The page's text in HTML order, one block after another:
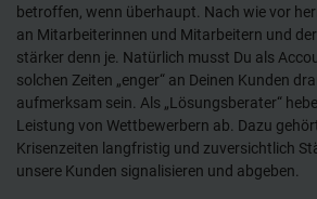
betroffen, wenn überhaupt. Nach wie vor
an Mitarbeiterinnen und Mitarbeitern und
stärker denn je. Natürlich musst Du als
solchen Zeiten „enger“ an Deinen Kunden
aufmerksam sein. Als „Lösungsberater“
Leistung von Wettbewerbern ab. Dazu
Krisenzeiten langfristig und zuversichtlich
unsere Kunden signalisieren und abgeben.